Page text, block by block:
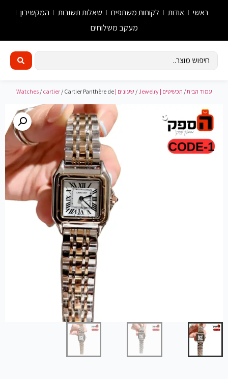
ראשי אודות לקוחות משתפים שאלות תשובות
המקשיבון
מעקב משלוחים
עמוד הבית/ תכשיטים | Jewelry / שעונים | Watches / cartier/ Cartier Panthère de